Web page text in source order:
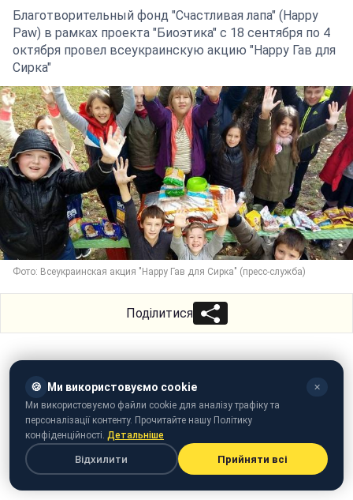
Благотворительный фонд "Счастливая лапа" (Happy
Paw) в рамках проекта "Биоэтика" с 18 сентября по 4
октября провел всеукраинскую акцию "Happy Гав для
Сирка"
Фото: Всеукраинская акция "Happy Гав для Сирка" (пресс-служба)
Поділитися
🍪 Ми використовуємо cookie ✕
Ми використовуємо файли cookie для аналізу трафіку та
персоналізації контенту. Прочитайте нашу Політику
конфіденційності. Детальніше
Відхилити Прийняти всі